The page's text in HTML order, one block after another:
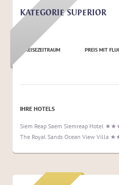
KATEGORIE SUPERIOR
REISEZEITRAUM PREIS MIT
IHRE HOTELS
Siem Reap Saem Siemreap Hotel
The Royal Sands Ocean View Villa